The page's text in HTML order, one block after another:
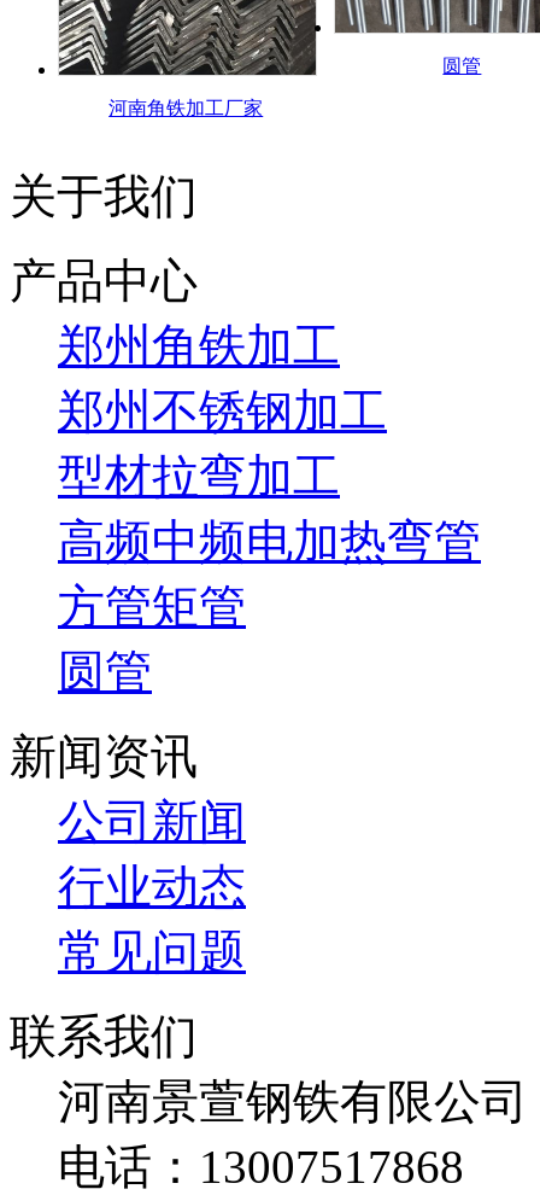
河南角铁加工厂家
圆管
关于我们
产品中心
郑州角铁加工
郑州不锈钢加工
型材拉弯加工
高频中频电加热弯管
方管矩管
圆管
新闻资讯
公司新闻
行业动态
常见问题
联系我们
河南景萱钢铁有限公司
电话：13007517868